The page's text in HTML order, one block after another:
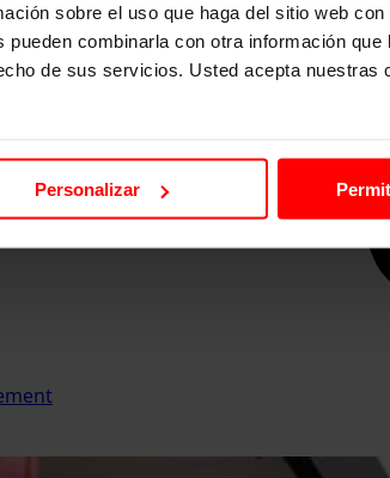
sobre el uso que haga del sitio web
combinarla con otra información que
de sus servicios. Usted acepta nuestras
Personalizar